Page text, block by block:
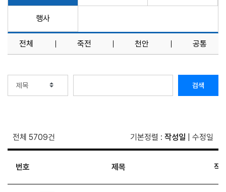
행사
전체 죽전 천안 공통
검색
전체 5709건 기본정렬 : 작성일 수정일
번호 제목 작